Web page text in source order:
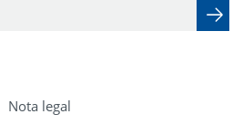
Nota legal